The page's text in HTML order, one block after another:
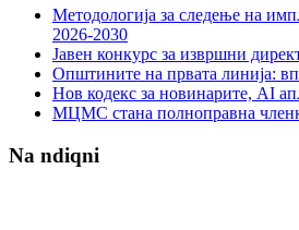
Методологија за следење на
2026-2030
Јавен конкурс за извршни
Општините на првата линија:
Нов кодекс за новинарите, AI
МЦМС стана полноправна
Na ndiqni